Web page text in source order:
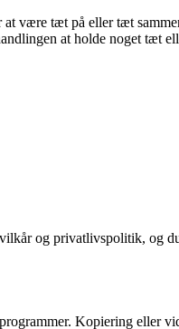
være tæt på eller tæt
at holde noget tæt
og privatlivspolitik, og
Kopiering eller